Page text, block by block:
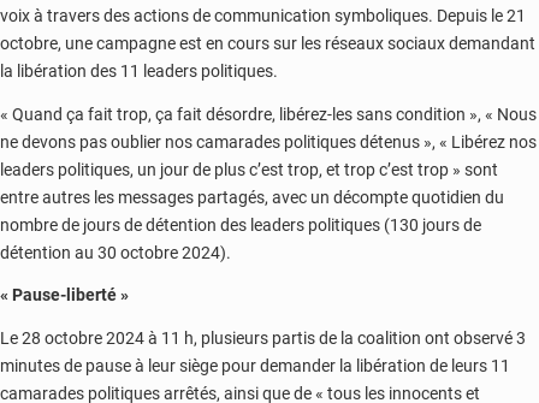
voix à travers des actions de communication symboliques. Depuis le 21
octobre, une campagne est en cours sur les réseaux sociaux demandant
la libération des 11 leaders politiques.
« Quand ça fait trop, ça fait désordre, libérez-les sans condition », « Nous
ne devons pas oublier nos camarades politiques détenus », « Libérez nos
leaders politiques, un jour de plus c’est trop, et trop c’est trop » sont
entre autres les messages partagés, avec un décompte quotidien du
nombre de jours de détention des leaders politiques (130 jours de
détention au 30 octobre 2024).
« Pause-liberté »
Le 28 octobre 2024 à 11 h, plusieurs partis de la coalition ont observé 3
minutes de pause à leur siège pour demander la libération de leurs 11
camarades politiques arrêtés, ainsi que de « tous les innocents et